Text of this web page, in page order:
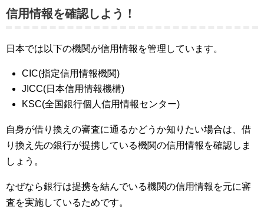
信用情報を確認しよう！
日本では以下の機関が信用情報を管理しています。
CIC(指定信用情報機関)
JICC(日本信用情報機構)
KSC(全国銀行個人信用情報センター)
自身が借り換えの審査に通るかどうか知りたい場合は、借
り換え先の銀行が提携している機関の信用情報を確認しま
しょう。
なぜなら銀行は提携を結んでいる機関の信用情報を元に審
査を実施しているためです。